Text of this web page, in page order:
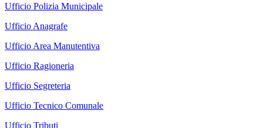
Ufficio Polizia Municipale
Ufficio Anagrafe
Ufficio Area Manutentiva
Ufficio Ragioneria
Ufficio Segreteria
Ufficio Tecnico Comunale
Ufficio Tributi